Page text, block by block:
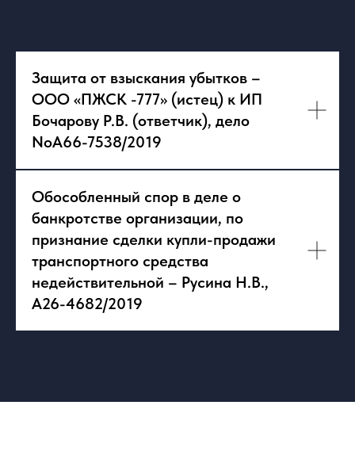
Защита от взыскания убытков –
ООО «ПЖСК -777» (истец) к ИП
Бочарову Р.В. (ответчик), дело
NoА66-7538/2019
Обособленный спор в деле о
банкротстве организации, по
признание сделки купли-продажи
транспортного средства
недействительной – Русина Н.В.,
А26-4682/2019